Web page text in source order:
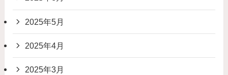
2025年5月
2025年4月
2025年3月